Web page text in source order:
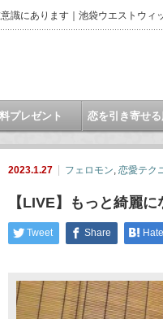
識にあります｜池袋ウエストウ
プレゼント 恋を引き寄せる
2023.1.27 フェロモン, 恋愛テク
【LIVE】もっと綺麗
Tweet Share